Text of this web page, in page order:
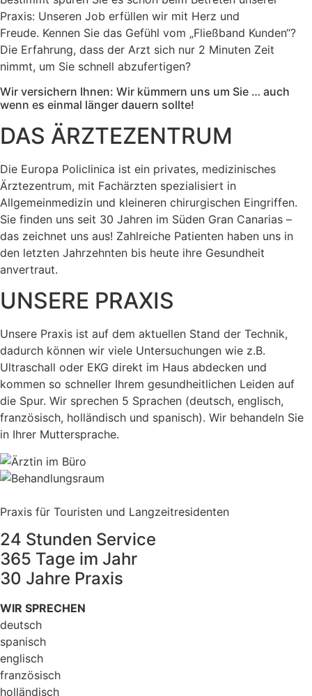
Praxis: Unseren Job erfüllen wir mit Herz und
Freude. Kennen Sie das Gefühl vom „Fließband Kunden“?
Die Erfahrung, dass der Arzt sich nur 2 Minuten Zeit
nimmt, um Sie schnell abzufertigen?
Wir versichern Ihnen: Wir kümmern uns um Sie … auch
wenn es einmal länger dauern sollte!
DAS ÄRZTEZENTRUM
Die Europa Policlinica ist ein privates, medizinisches
Ärztezentrum, mit Fachärzten spezialisiert in
Allgemeinmedizin und kleineren chirurgischen Eingriffen.
Sie finden uns seit 30 Jahren im Süden Gran Canarias –
das zeichnet uns aus! Zahlreiche Patienten haben uns in
den letzten Jahrzehnten bis heute ihre Gesundheit
anvertraut.
UNSERE PRAXIS
Unsere Praxis ist auf dem aktuellen Stand der Technik,
dadurch kö￶nnen wir viele Untersuchungen wie z.B.
Ultraschall oder EKG direkt im Haus abdecken und
kommen so schneller Ihrem gesundheitlichen Leiden auf
die Spur. Wir sprechen 5 Sprachen (deutsch, englisch,
franzö￶sisch, holländisch und spanisch). Wir behandeln Sie
in Ihrer Muttersprache.
Praxis für Touristen und Langzeitresidenten
24 Stunden Service
365 Tage im Jahr
30 Jahre Praxis
WIR SPRECHEN
deutsch
spanisch
englisch
französisch
holländisch